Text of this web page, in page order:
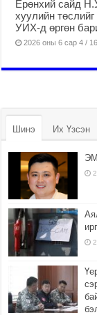
Ерөнхий сайд
хуулийн
УИХ-д өргөн
2026 оны 6 сар 4 /
Шинэ Их Үзсэн